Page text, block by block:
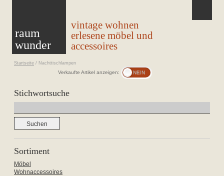
raum
wunder
vintage wohnen
erlesene möbel und
accessoires
Startseite / Nachttischlampen
Verkaufte Artikel anzeigen:
Stichwortsuche
nach:
Sortiment
Möbel
Wohnaccessoires